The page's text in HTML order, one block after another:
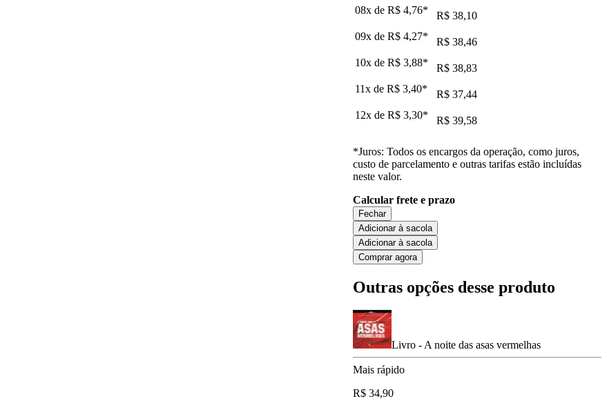
08x de R$ 4,76*
R$ 38,10
09x de R$ 4,27*
R$ 38,46
10x de R$ 3,88*
R$ 38,83
11x de R$ 3,40*
R$ 37,44
12x de R$ 3,30* R$ 39,58
*Juros: Todos os encargos da operação, como juros,
custo de parcelamento e outras tarifas estão incluídas
neste valor.
Calcular frete e prazo
Fechar
Adicionar à sacola
Adicionar à sacola
Comprar agora
Outras opções desse produto
Livro - A noite das asas vermelhas
Mais rápido
R$ 34,90